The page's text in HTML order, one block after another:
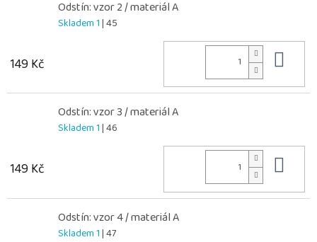
Odstín: vzor 2 / materiál A
Skladem 1| 45
149 Kč
Odstín: vzor 3 / materiál A
Skladem 1| 46
149 Kč
Odstín: vzor 4 / materiál A
Skladem 1| 47